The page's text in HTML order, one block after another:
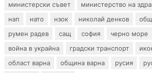
министерски съвет
министерство на
нап
нато нзок николай денков
румен радев
сащ софия черно море
война в украйна
градски транспорт
област варна
община варна русия